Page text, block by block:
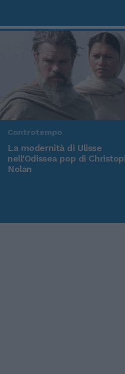
Controtempo
La modernità di Ulisse
nell'Odissea pop di
Nolan